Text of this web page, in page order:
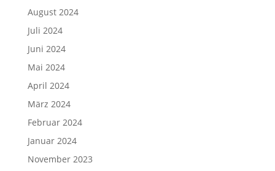
August 2024
Juli 2024
Juni 2024
Mai 2024
April 2024
März 2024
Februar 2024
Januar 2024
November 2023